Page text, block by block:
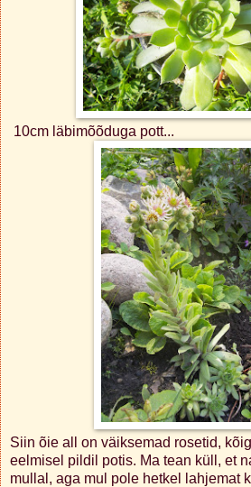
10cm läbimõõduga pott...
Siin õie all on väiksemad rosetid,
eelmisel pildil potis. Ma tean küll, et
mullal, aga mul pole hetkel lahjemat